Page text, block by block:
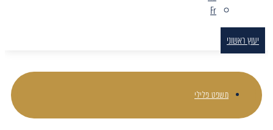
Fr
יעוץ ראשוני
משפט פלילי